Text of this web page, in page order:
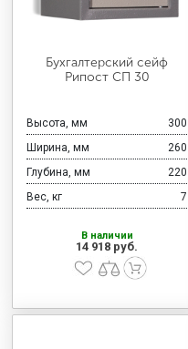
Бухгалтерский сейф
Рипост СП 30
Высота, мм
300
Ширина, мм
260
Глубина, мм
220
Вес, кг
7
В наличии
14 918 руб.